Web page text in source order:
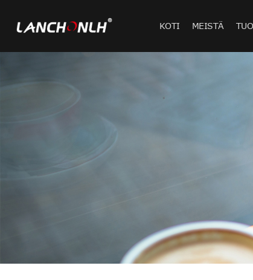
KOTI MEISTÄ